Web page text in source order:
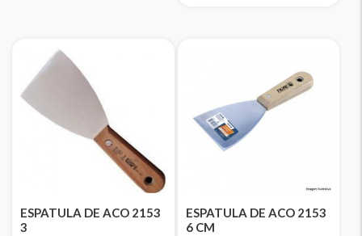
ESPATULA DE ACO 2153
3
ESPATULA DE ACO 2153
6 CM